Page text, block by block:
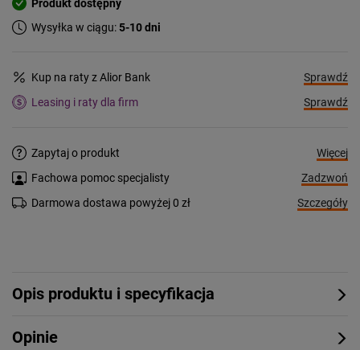
Produkt dostępny
Wysyłka w ciągu:5-10 dni
Kup na raty z Alior Bank
Sprawdź
Leasing i raty dla firm
Sprawdź
Zapytaj o produkt
Więcej
Fachowa pomoc specjalisty
Zadzwoń
Darmowa dostawa powyżej 0 zł
Szczegóły
Opis produktu i specyfikacja
Opinie